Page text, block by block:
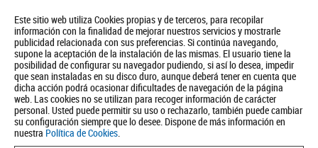
Este sitio web utiliza Cookies propias y de terceros, para recopilar
información con la finalidad de mejorar nuestros servicios y mostrarle
publicidad relacionada con sus preferencias. Si continúa navegando,
supone la aceptación de la instalación de las mismas. El usuario tiene la
posibilidad de configurar su navegador pudiendo, si así lo desea, impedir
que sean instaladas en su disco duro, aunque deberá tener en cuenta que
dicha acción podrá ocasionar dificultades de navegación de la página
web. Las cookies no se utilizan para recoger información de carácter
personal. Usted puede permitir su uso o rechazarlo, también puede cambiar
su configuración siempre que lo desee. Dispone de más información en
nuestra Política de Cookies.
Quiénes somos Turismo Política de Privacidad Aviso Legal
Política de Cookies
BUSCAR